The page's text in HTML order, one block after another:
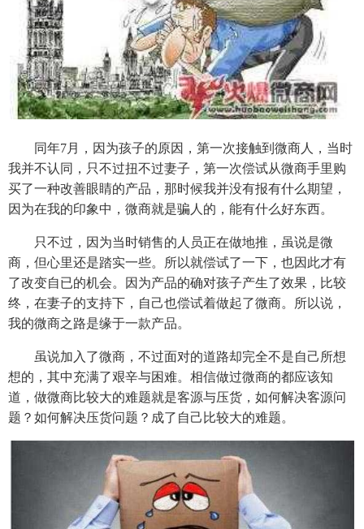
同年7月，因为孩子的原因，第一次接触到微商人，当时
我并不认同，只不过扭不过妻子，第一次偿试从微商手里购
买了一种改善眼睛的产品，那时候我并没有报有什么期望，
因为在我的印象中，微商就是骗人的，能有什么好东西。
只不过，因为当时销售的人员正在做地推，虽说是微
商，但心里还是踏实一些。所以就偿试了一下，也因此才有
了改变自已的机会。因为产品的确对孩子产生了效果，比较
终，在妻子的支持下，自己也偿试着做起了微商。所以说，
我的微商之路是缘于一款产品。
虽说加入了微商，不过面对的道路却完全不是自己所想
想的，其中充满了艰辛与困难。相信做过微商的都应该知
道，做微商比较大的难题就是客源与压货，如何解决客源问
题？如何解决压货问题？成了自己比较大的难题。